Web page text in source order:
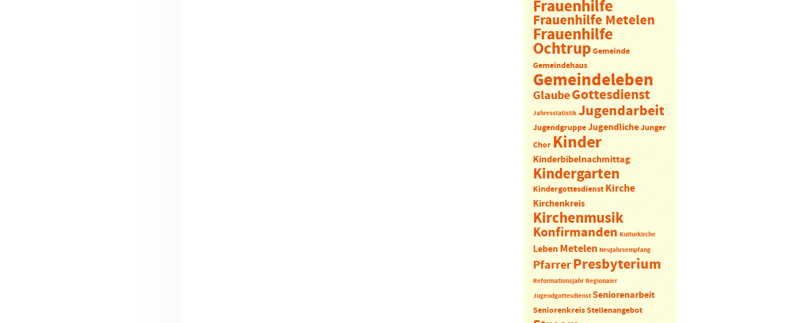
Frauenhilfe
Frauenhilfe Metelen
Frauenhilfe
Ochtrup Gemeinde
Gemeindehaus
Gemeindeleben
GlaubeGottesdienst
Jahresstatistik Jugendarbeit
Jugendgruppe Jugendliche Junger
Chor Kinder
Kinderbibelnachmittag
Kindergarten
Kindergottesdienst Kirche
Kirchenkreis
Kirchenmusik
Konfirmanden Kulturkirche
LebenMetelen Neujahrsempfang
PfarrerPresbyterium
Reformationsjahr Regionaler
Jugendgottesdienst Seniorenarbeit
Seniorenkreis Stellenangebot